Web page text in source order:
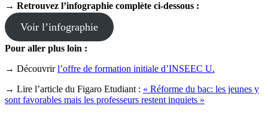
→ Retrouvez l’infographie complète ci-dessous :
Voir l’infographie
Pour aller plus loin :
→ Découvrirl’offre de formation initiale d’INSEEC U.
→ Lire l’article du Figaro Etudiant : « Réforme du bac: les jeunes y
sont favorables mais les professeurs restent inquiets »